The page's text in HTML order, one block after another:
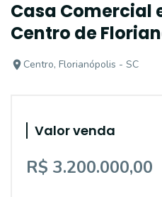
Casa Comercial
Centro de
Centro, Florianópolis - SC
Valor venda
R$ 3.200.000,00